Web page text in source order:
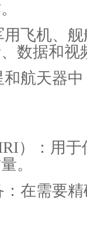
飞机、舰
数据和视
航天器中
）：用于
。
在需要精